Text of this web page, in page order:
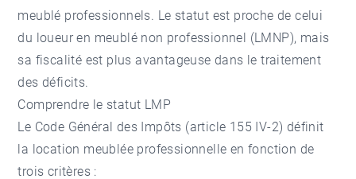
meublé professionnels. Le statut est proche de celui
du loueur en meublé non professionnel (LMNP), mais
sa fiscalité est plus avantageuse dans le traitement
des déficits.
Comprendre le statut LMP
Le Code Général des Impôts (article 155 IV-2) définit
la location meublée professionnelle en fonction de
trois critères :